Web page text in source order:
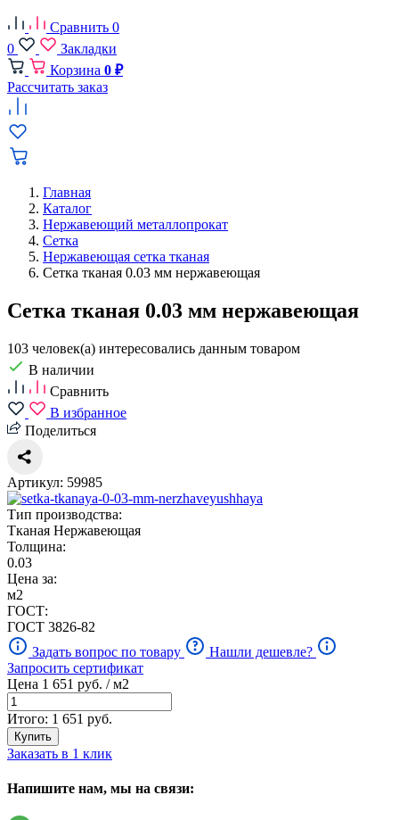
Сравнить 0
0
Закладки
Корзина 0 ₽
Рассчитать заказ
Главная
Каталог
Нержавеющий металлопрокат
Сетка
Нержавеющая сетка тканая
Сетка тканая 0.03 мм нержавеющая
Сетка тканая 0.03 мм нержавеющая
103 человек(а) интересовались данным товаром
В наличии
Сравнить
В избранное
Поделиться
Артикул: 59985
Тип производства:
Тканая Нержавеющая
Толщина:
0.03
Цена за:
м2
ГОСТ:
ГОСТ 3826-82
Задать вопрос по товару
Нашли дешевле?
Запросить сертификат
Цена 1 651 руб. / м2
Итого: 1 651 руб.
Купить
Заказать в 1 клик
Напишите нам, мы на связи: